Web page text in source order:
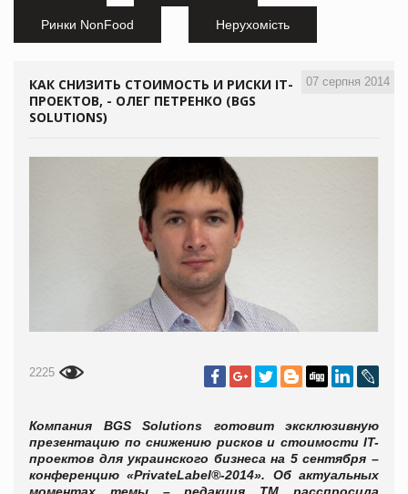
Ринки NonFood Нерухомість
07 серпня 2014
КАК СНИЗИТЬ СТОИМОСТЬ И РИСКИ IТ-
ПРОЕКТОВ, - ОЛЕГ ПЕТРЕНКО (BGS
SOLUTIONS)
2225
Компания BGS Solutions готовит эксклюзивную
презентацию по снижению рисков и стоимости IT-
проектов для украинского бизнеса на 5 сентября –
конференцию «PrivateLabel®-2014». Об актуальных
моментах темы – редакция ТМ расспросила